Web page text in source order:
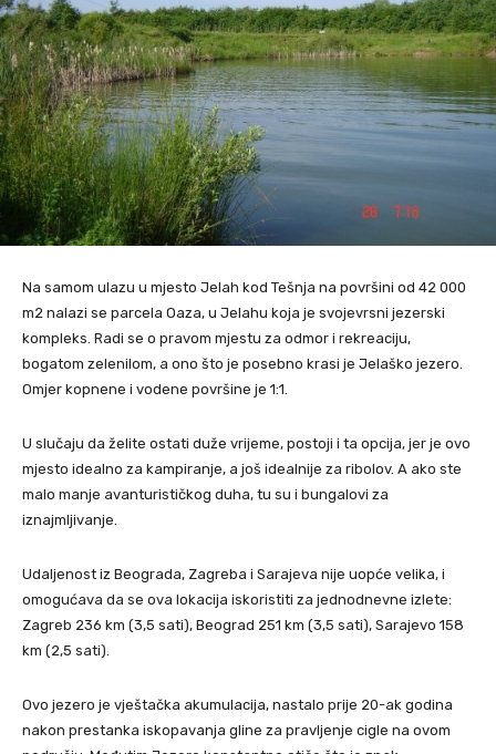
Na samom ulazu u mjesto Jelah kod Tešnja na površini od 42 000
m2 nalazi se parcela Oaza, u Jelahu koja je svojevrsni jezerski
kompleks. Radi se o pravom mjestu za odmor i rekreaciju,
bogatom zelenilom, a ono što je posebno krasi je Jelaško jezero.
Omjer kopnene i vodene površine je 1:1.
U slučaju da želite ostati duže vrijeme, postoji i ta opcija, jer je ovo
mjesto idealno za kampiranje, a još idealnije za ribolov. A ako ste
malo manje avanturističkog duha, tu su i bungalovi za
iznajmljivanje.
Udaljenost iz Beograda, Zagreba i Sarajeva nije uopće velika, i
omogućava da se ova lokacija iskoristiti za jednodnevne izlete:
Zagreb 236 km (3,5 sati), Beograd 251 km (3,5 sati), Sarajevo 158
km (2,5 sati).
Ovo jezero je vještačka akumulacija, nastalo prije 20-ak godina
nakon prestanka iskopavanja gline za pravljenje cigle na ovom